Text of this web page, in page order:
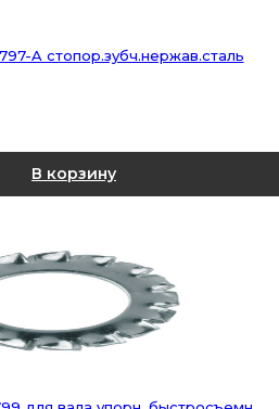
A стопор.зубч.нержав.сталь
В корзину